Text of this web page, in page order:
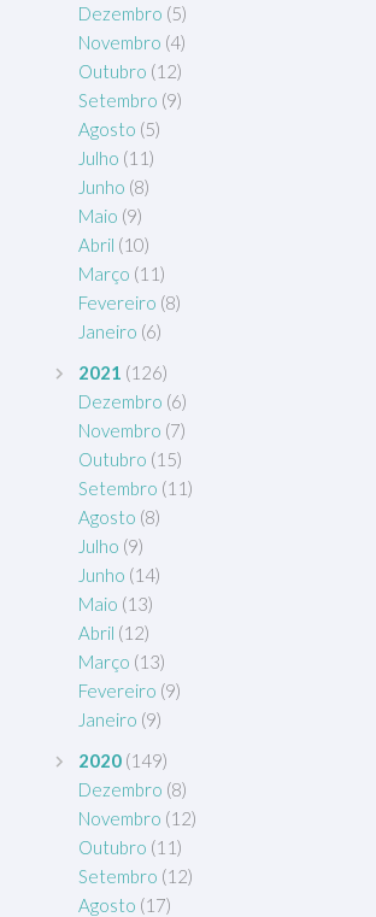
Dezembro (5)
Novembro (4)
Outubro (12)
Setembro (9)
Agosto (5)
Julho (11)
Junho (8)
Maio (9)
Abril (10)
Março (11)
Fevereiro (8)
Janeiro (6)
2021 (126)
Dezembro (6)
Novembro (7)
Outubro (15)
Setembro (11)
Agosto (8)
Julho (9)
Junho (14)
Maio (13)
Abril (12)
Março (13)
Fevereiro (9)
Janeiro (9)
2020 (149)
Dezembro (8)
Novembro (12)
Outubro (11)
Setembro (12)
Agosto (17)